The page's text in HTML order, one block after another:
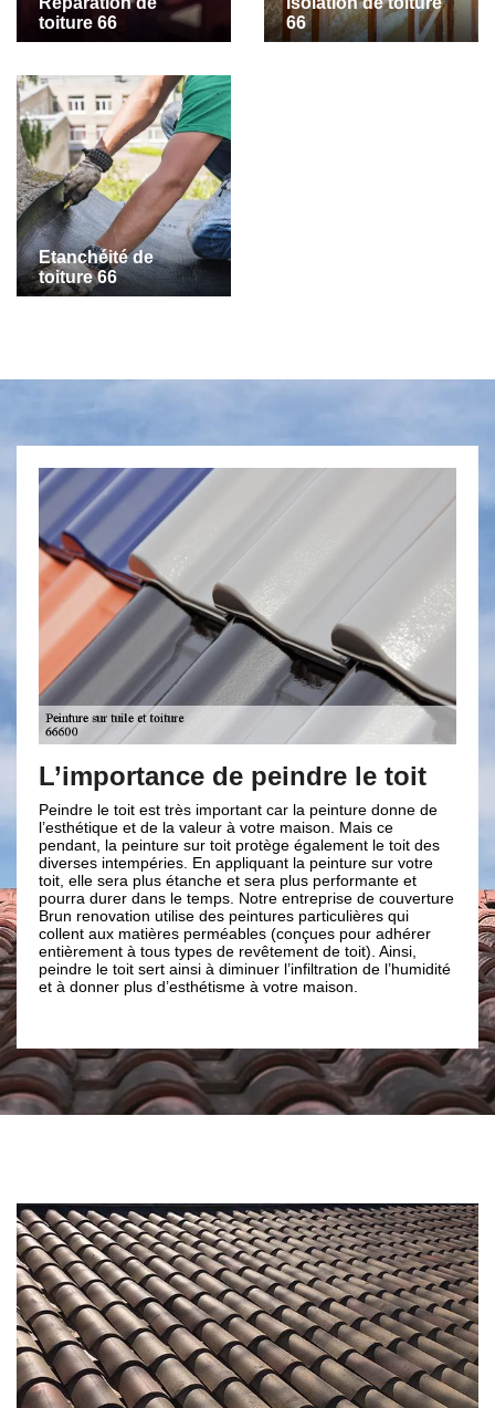
toiture 66
66
Etanchéité de
toiture 66
de peindre le toit
très important car la peinture donne de
la valeur à votre maison. Mais ce
sur toit protège également le toit des
En appliquant la peinture sur votre
étanche et sera plus performante et
le temps. Notre entreprise de couverture
des peintures particulières qui
perméables (conçues pour adhérer
types de revêtement de toit). Ainsi,
ainsi à diminuer l’infiltration de l’humidité
à votre maison.
Faire appel à
peinture sur
Une maison qui
plus pour la sécurité. Tout
sécurité. C’est sûr que
le 66600. Pour réaliser ce
l’autorité de prendre en
équipe, Brun renovation à
artisans de peinture sur
les autres. Il vous suffit de
aurez l’embarras du